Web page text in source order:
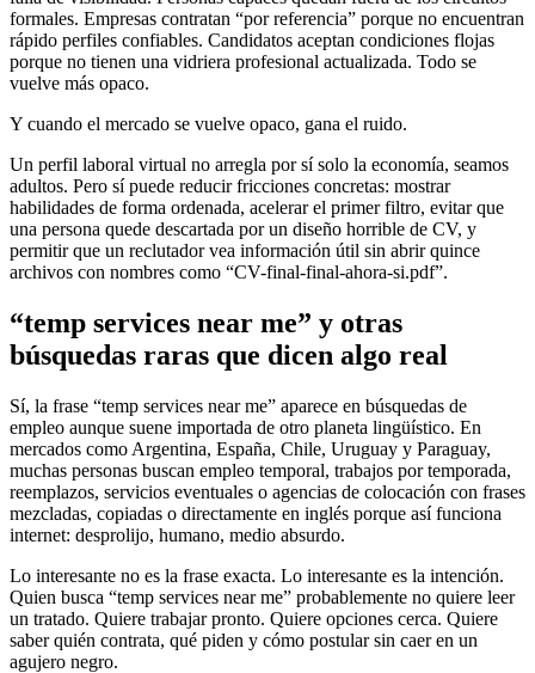
formales. Empresas contratan “por referencia” porque no encuentran
rápido perfiles confiables. Candidatos aceptan condiciones flojas
porque no tienen una vidriera profesional actualizada. Todo se
vuelve más opaco.
Y cuando el mercado se vuelve opaco, gana el ruido.
Un perfil laboral virtual no arregla por sí solo la economía, seamos
adultos. Pero sí puede reducir fricciones concretas: mostrar
habilidades de forma ordenada, acelerar el primer filtro, evitar que
una persona quede descartada por un diseño horrible de CV, y
permitir que un reclutador vea información útil sin abrir quince
archivos con nombres como “CV-final-final-ahora-si.pdf”.
“temp services near me” y otras
búsquedas raras que dicen algo real
Sí, la frase “temp services near me” aparece en búsquedas de
empleo aunque suene importada de otro planeta lingüístico. En
mercados como Argentina, España, Chile, Uruguay y Paraguay,
muchas personas buscan empleo temporal, trabajos por temporada,
reemplazos, servicios eventuales o agencias de colocación con frases
mezcladas, copiadas o directamente en inglés porque así funciona
internet: desprolijo, humano, medio absurdo.
Lo interesante no es la frase exacta. Lo interesante es la intención.
Quien busca “temp services near me” probablemente no quiere leer
un tratado. Quiere trabajar pronto. Quiere opciones cerca. Quiere
saber quién contrata, qué piden y cómo postular sin caer en un
agujero negro.